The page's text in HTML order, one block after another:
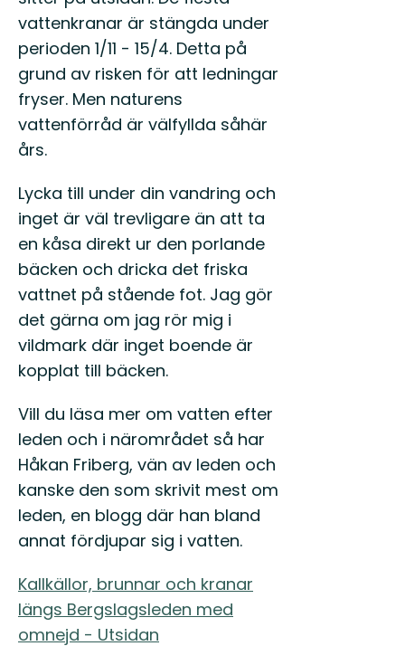
vattenkranar är stängda under
perioden 1/11 - 15/4. Detta på
grund av risken för att ledningar
fryser. Men naturens
vattenförråd är välfyllda såhär
års.
Lycka till under din vandring och
inget är väl trevligare än att ta
en kåsa direkt ur den porlande
bäcken och dricka det friska
vattnet på stående fot. Jag gör
det gärna om jag rör mig i
vildmark där inget boende är
kopplat till bäcken.
Vill du läsa mer om vatten efter
leden och i närområdet så har
Håkan Friberg, vän av leden och
kanske den som skrivit mest om
leden, en blogg där han bland
annat fördjupar sig i vatten.
Kallkällor, brunnar och kranar
längs Bergslagsleden med
omnejd - Utsidan